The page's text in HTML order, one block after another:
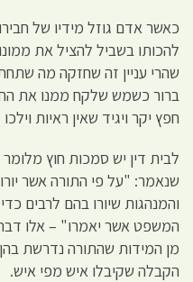
כאשר אדם גוזל מידיו של
להכותו בשביל להציל את
שהרי עניין זה שחזקה מה
ברור כשמש שלקח ממנו את
חפץ יקר ויגיד שאין ראיות
לבית דין יש סמכות חוץ
שנאמר: "על פי התורה אשר
והמנהגות שיורו בהם לרבים
המשפט אשר יאמרו" – אלו
מן המידות שהתורה נדרשת
הקבלה שקיבלו איש מפי איש.